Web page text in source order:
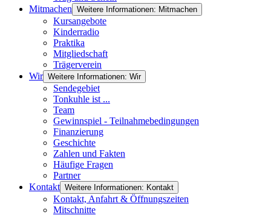
Mitmachen Weitere Informationen: Mitmachen
Kursangebote
Kinderradio
Praktika
Mitgliedschaft
Trägerverein
Wir Weitere Informationen: Wir
Sendegebiet
Tonkuhle ist ...
Team
Gewinnspiel - Teilnahmebedingungen
Finanzierung
Geschichte
Zahlen und Fakten
Häufige Fragen
Partner
Kontakt Weitere Informationen: Kontakt
Kontakt, Anfahrt & Öffnungszeiten
Mitschnitte